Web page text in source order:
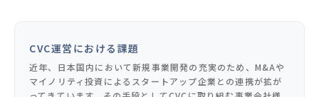
CVC運営における課題
近年、日本国内において新規事業開発の充実のため、M&Aや
マイノリティ投資によるスタートアップ企業との連携が拡が